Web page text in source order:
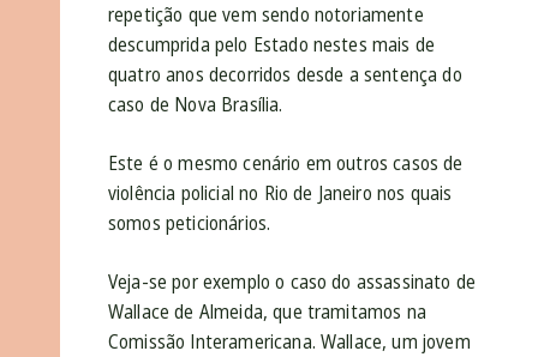
repetição que vem sendo notoriamente
descumprida pelo Estado nestes mais de
quatro anos decorridos desde a sentença do
caso de Nova Brasília.
Este é o mesmo cenário em outros casos de
violência policial no Rio de Janeiro nos quais
somos peticionários.
Veja-se por exemplo o caso do assassinato de
Wallace de Almeida, que tramitamos na
Comissão Interamericana. Wallace, um jovem